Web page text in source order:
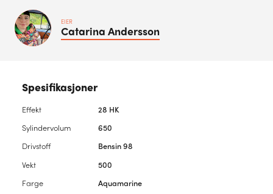
EIER
Catarina Andersson
Spesifikasjoner
Effekt
28 HK
Sylindervolum
650
Drivstoff
Bensin 98
Vekt
500
Farge
Aquamarine